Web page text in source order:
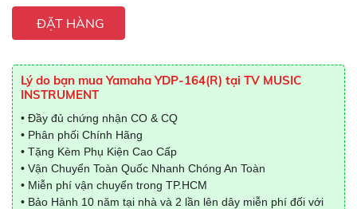
ĐẶT HÀNG
Lý do bạn mua Yamaha YDP-164(R) tại TV MUSIC
INSTRUMENT
• Đầy đủ chứng nhận CO & CQ
• Phân phối Chính Hãng
• Tặng Kèm Phụ Kiện Cao Cấp
• Vận Chuyển Toàn Quốc Nhanh Chóng An Toàn
• Miễn phí vận chuyển trong TP.HCM
• Bảo Hành 10 năm tại nhà và 2 lần lên dây miễn phí đối với